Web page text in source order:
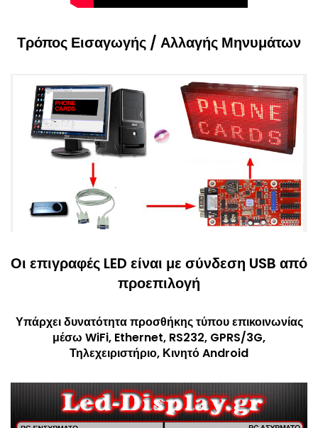
Τρόπος Εισαγωγής / Αλλαγής Μηνυμάτων
Οι επιγραφές LED είναι με σύνδεση USB από
προεπιλογή
Υπάρχει δυνατότητα προσθήκης τύπου επικοινωνίας
μέσω WiFi, Ethernet, RS232, GPRS/3G,
Τηλεχειριστήριο, Κινητό Android